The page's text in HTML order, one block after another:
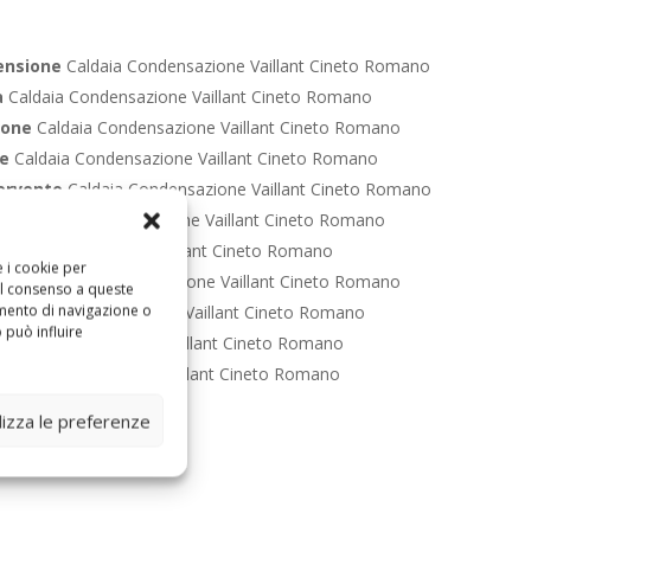
i cookie per
a queste
di navigazione o
può influire
le preferenze
Caldaia Condensazione Vaillant Cineto Romano
Caldaia Condensazione Vaillant Cineto Romano
Caldaia Condensazione Vaillant Cineto Romano
Caldaia Condensazione Vaillant Cineto Romano
Caldaia Condensazione Vaillant Cineto Romano
Caldaia Condensazione Vaillant Cineto Romano
Condensazione Vaillant Cineto Romano
Caldaia Condensazione Vaillant Cineto Romano
Condensazione Vaillant Cineto Romano
Condensazione Vaillant Cineto Romano
Condensazione Vaillant Cineto Romano